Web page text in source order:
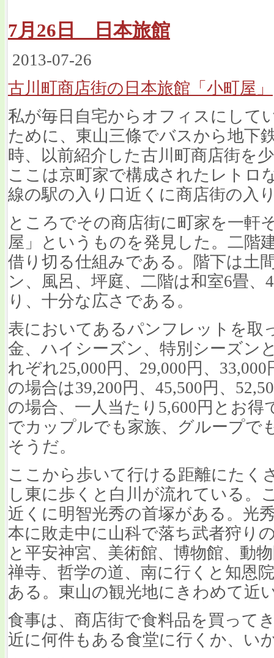
7月26日 日本旅館
2013-07-26
古川町商店街の日本旅館「小町屋」
私が毎日自宅からオフィスにして
ために、東山三條でバスから地下
時、以前紹介した古川町商店街を
ここは京町家で構成されたレトロ
線の駅の入り口近くに商店街の入
ところでその商店街に町家を一軒
屋」というものを発見した。二階
借り切る仕組みである。階下は土
ン、風呂、坪庭、二階は和室6畳、
り、十分な広さである。
表においてあるパンフレットを取
金、ハイシーズン、特別シーズン
れぞれ25,000円、29,000円、
の場合は39,200円、45,500円、
の場合、一人当たり5,600円とお
でカップルでも家族、グループで
そうだ。
ここから歩いて行ける距離にたく
し東に歩くと白川が流れている。
近くに明智光秀の首塚がある。光
本に敗走中に山科で落ち武者狩り
と平安神宮、美術館、博物館、動
禅寺、哲学の道、南に行くと知恩
ある。東山の観光地にきわめて近
食事は、商店街で食料品を買って
近に何件もある食堂に行くか、い